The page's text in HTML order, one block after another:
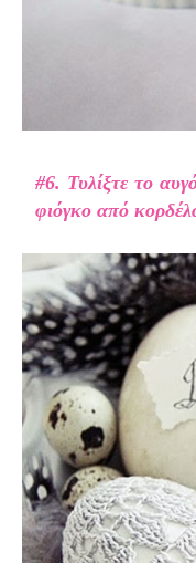
#6. Τυλίξτε το
φιόγκο από